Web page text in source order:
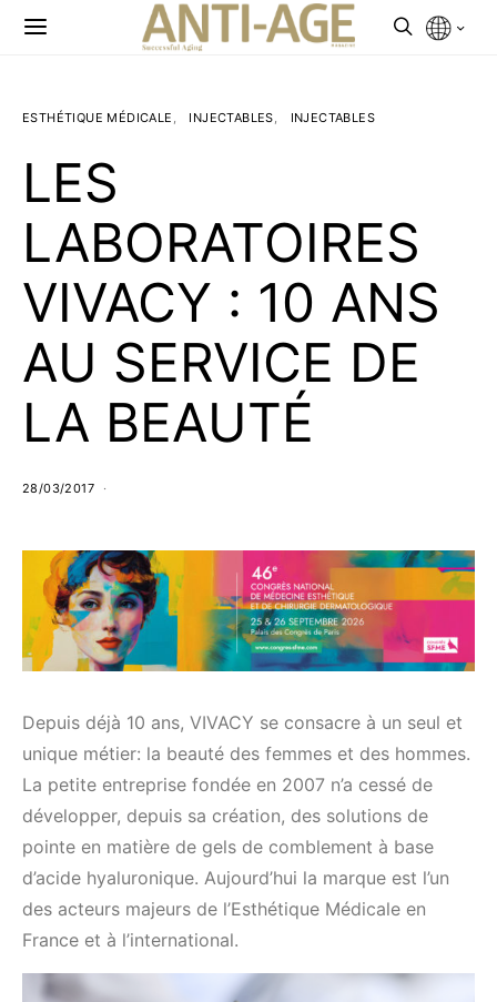
ESTHÉTIQUE MÉDICALE INJECTABLES INJECTABLES
LES
LABORATOIRES
VIVACY : 10 ANS
AU SERVICE DE
LA BEAUTÉ
28/03/2017
Depuis déjà 10 ans, VIVACY se consacre à un seul et
unique métier: la beauté des femmes et des hommes.
La petite entreprise fondée en 2007 n’a cessé de
développer, depuis sa création, des solutions de
pointe en matière de gels de comblement à base
d’acide hyaluronique. Aujourd’hui la marque est l’un
des acteurs majeurs de l’Esthétique Médicale en
France et à l’international.